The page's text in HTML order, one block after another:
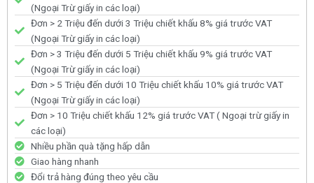
(Ngoại Trừ giấy in các loại)
Đơn > 2 Triệu đến dưới 3 Triệu chiết khấu 8% giá trước VAT
(Ngoại Trừ giấy in các loại)
Đơn > 3 Triệu đến dưới 5 Triệu chiết khấu 9% giá trước VAT
(Ngoại Trừ giấy in các loại)
Đơn > 5 Triệu đến dưới 10 Triệu chiết khấu 10% giá trước VAT
(Ngoại Trừ giấy in các loại)
Đơn > 10 Triệu chiết khấu 12% giá trước VAT ( Ngoại trừ giấy in
các loại)
Nhiều phần quà tặng hấp dẫn
Giao hàng nhanh
Đổi trả hàng đúng theo yêu cầu